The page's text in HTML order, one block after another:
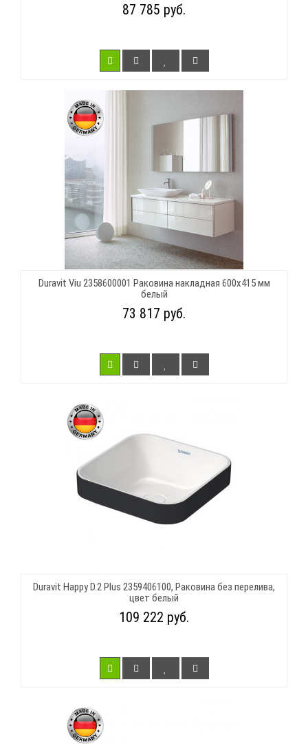
87 785 руб.
Duravit Viu 2358600001 Раковина накладная 600х415 мм
белый
73 817 руб.
Duravit Happy D.2 Plus 2359406100, Раковина без перелива,
цвет белый
109 222 руб.